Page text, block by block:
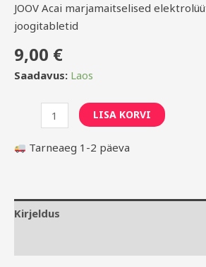
JOOV Acai marjamaitselised
joogitabletid
9,00 €
Saadavus: Laos
LISA KORVI
Tarneaeg 1-2 päeva
Kirjeldus